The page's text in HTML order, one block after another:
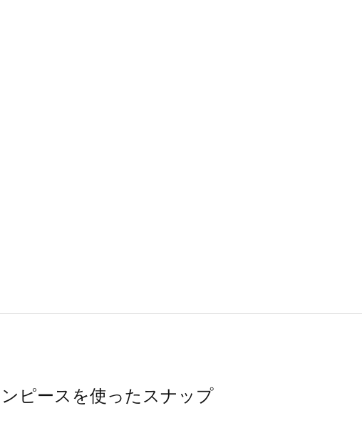
ピースを使ったスナップ